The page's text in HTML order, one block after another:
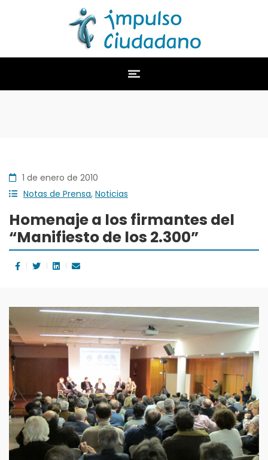
1 de enero de 2010
Notas de Prensa, Noticias
Homenaje a los firmantes del
“Manifiesto de los 2.300”